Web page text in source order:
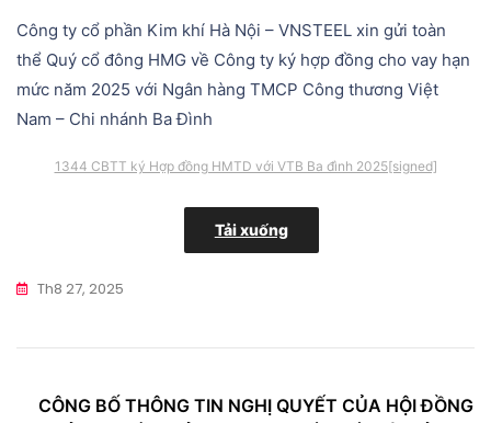
Công ty cổ phần Kim khí Hà Nội – VNSTEEL xin gửi toàn
thể Quý cổ đông HMG về Công ty ký hợp đồng cho vay hạn
mức năm 2025 với Ngân hàng TMCP Công thương Việt
Nam – Chi nhánh Ba Đình
1344 CBTT ký Hợp đồng HMTD với VTB Ba đình 2025[signed]
Tải xuống
Th8 27, 2025
Điều
CÔNG BỐ THÔNG TIN NGHỊ QUYẾT CỦA HỘI ĐỒNG